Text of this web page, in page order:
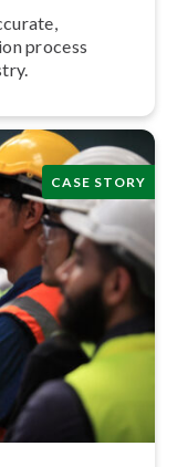
process
CASE STORY